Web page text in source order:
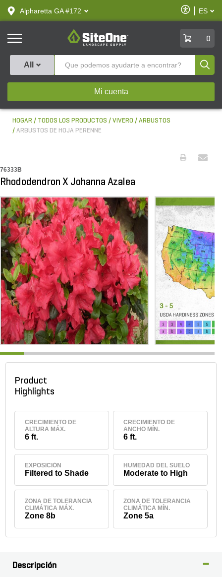
text.skipToContent
text.skipToNavigation
Alpharetta GA #172
Habilitar
ES
SiteOne
0
All
Mi cuenta
HOGAR TODOS LOS PRODUCTOS VIVERO
ARBUSTOS
ARBUSTOS DE HOJA PERENNE
76333B
Rhododendron X Johanna Azalea
Product
Highlights
CRECIMIENTO DE
ALTURA MÁX.
6 ft.
CRECIMIENTO DE
ANCHO MÍN.
6 ft.
EXPOSICIÓN
Filtered to Shade
HUMEDAD DEL SUELO
Moderate to High
ZONA DE TOLERANCIA
CLIMÁTICA MÁX.
Zone 8b
ZONA DE TOLERANCIA
CLIMÁTICA MÍN.
Zone 5a
Descripción